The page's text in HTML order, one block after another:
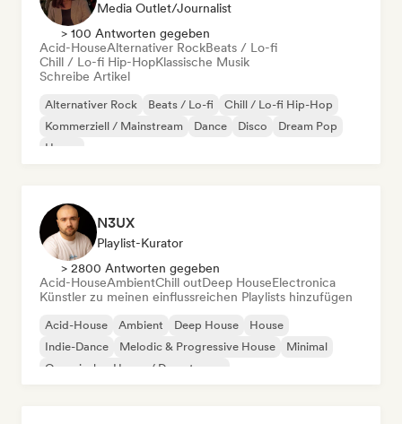
Media Outlet/Journalist
> 100 Antworten gegeben
Acid-HouseAlternativer RockBeats / Lo-fi
Chill / Lo-fi Hip-HopKlassische Musik
Schreibe Artikel
Alternativer Rock Beats / Lo-fi
Chill / Lo-fi Hip-Hop
Kommerziell / Mainstream
Dance Disco
Dream Pop
House
N3UX
Playlist-Kurator
> 2800 Antworten gegeben
Acid-HouseAmbientChill outDeep HouseElectronica
Künstler zu meinen einflussreichen Playlists hinzufügen
Acid-House Ambient Deep House
House
Indie-Dance
Melodic & Progressive House
Minimal
Organischer House / Downtempo